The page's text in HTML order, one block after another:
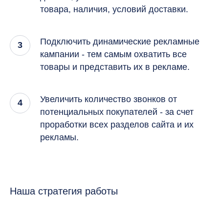
товара, наличия, условий доставки.
Подключить динамические рекламные
кампании - тем самым охватить все
товары и представить их в рекламе.
Увеличить количество звонков от
потенциальных покупателей - за счет
проработки всех разделов сайта и их
рекламы.
Наша стратегия работы